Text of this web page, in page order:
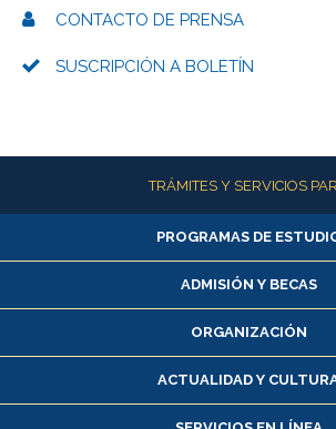
CONTACTO DE PRENSA
SUSCRIPCIÓN A BOLETÍN
Más informaciónTRÁMITES Y SERVICIOS
Alumnas/os y exalumnas/
Matrícula en línea
Inscripción y cambio de
Consulta y certificado de
Servicio médico y dental
PROGRAMAS DE
ADMISIÓN Y BECAS
ORGANIZACIÓN
ACTUALIDAD Y